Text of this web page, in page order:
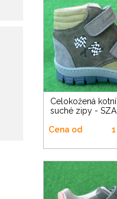
Celokožená kotníková na dva
suché zipy -
Cena od